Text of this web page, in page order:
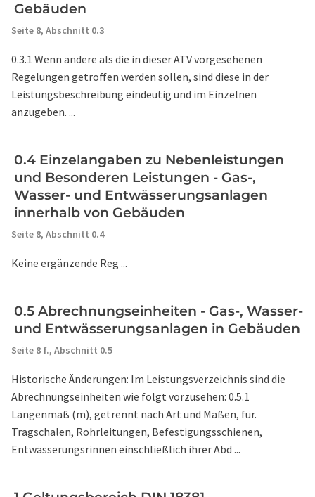
Gebäuden
Seite 8, Abschnitt 0.3
0.3.1 Wenn andere als die in dieser ATV vorgesehenen
Regelungen getroffen werden sollen, sind diese in der
Leistungsbeschreibung eindeutig und im Einzelnen
anzugeben. ...
0.4 Einzelangaben zu Nebenleistungen
und Besonderen Leistungen - Gas-,
Wasser- und Entwässerungsanlagen
innerhalb von Gebäuden
Seite 8, Abschnitt 0.4
Keine ergänzende Reg ...
0.5 Abrechnungseinheiten - Gas-, Wasser-
und Entwässerungsanlagen in Gebäuden
Seite 8 f., Abschnitt 0.5
Historische Änderungen: Im Leistungsverzeichnis sind die
Abrechnungseinheiten wie folgt vorzusehen: 0.5.1
Längenmaß (m), getrennt nach Art und Maßen, für.
Tragschalen, Rohrleitungen, Befestigungsschienen,
Entwässerungsrinnen einschließlich ihrer Abd ...